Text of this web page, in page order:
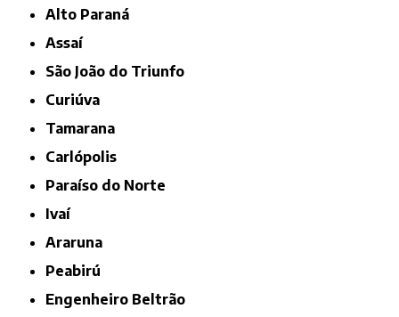
Alto Paraná
Assaí
São João do Triunfo
Curiúva
Tamarana
Carlópolis
Paraíso do Norte
Ivaí
Araruna
Peabirú
Engenheiro Beltrão